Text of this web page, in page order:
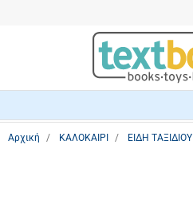
Αρχική ΚΑΛΟΚΑΙΡΙ ΕΙΔΗ ΤΑΞΙΔΙΟΥ